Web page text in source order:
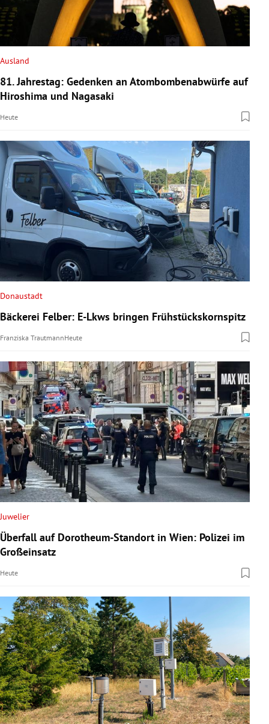
Ausland
81. Jahrestag: Gedenken an Atombombenabwürfe auf
Hiroshima und Nagasaki
Heute
Donaustadt
Bäckerei Felber: E-Lkws bringen Frühstückskornspitz
Franziska TrautmannHeute
Juwelier
Überfall auf Dorotheum-Standort in Wien: Polizei im
Großeinsatz
Heute